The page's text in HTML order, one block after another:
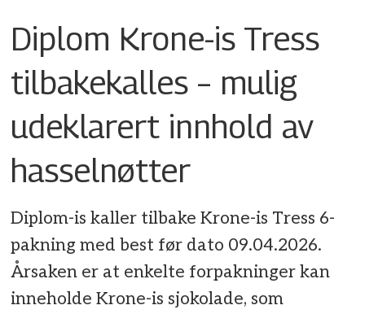
Diplom Krone-is Tress
tilbakekalles – mulig
udeklarert innhold av
hasselnøtter
Diplom-is kaller tilbake Krone-is Tress 6-
pakning med best før dato 09.04.2026.
Årsaken er at enkelte forpakninger kan
inneholde Krone-is sjokolade, som